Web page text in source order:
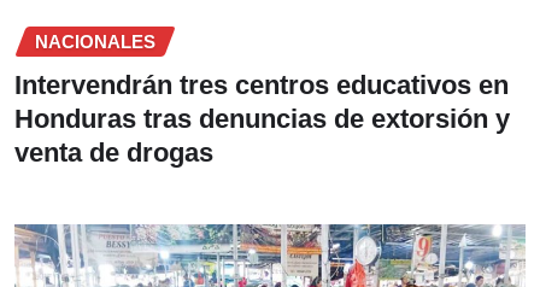
NACIONALES
Intervendrán tres centros educativos en
Honduras tras denuncias de extorsión y
venta de drogas